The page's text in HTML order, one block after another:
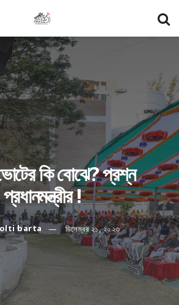
কি বোঝে? প্রশ্ন
প্রধানমন্ত্রীর !
barta ডিসেম্বর ২১, ২০২৩